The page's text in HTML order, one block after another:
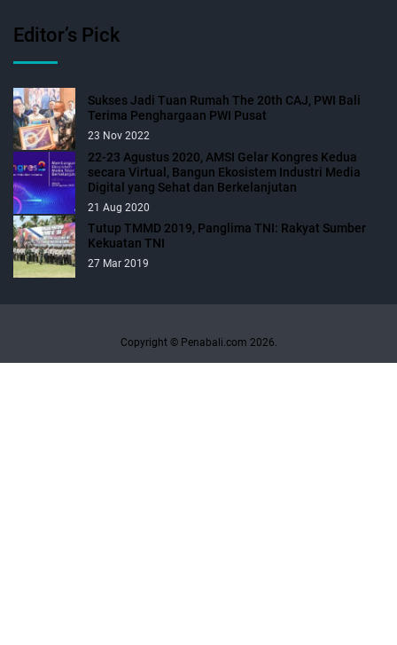
Editor’s Pick
Sukses Jadi Tuan Rumah The 20th CAJ, PWI Bali
Terima Penghargaan PWI Pusat
23 Nov 2022
22-23 Agustus 2020, AMSI Gelar Kongres Kedua
secara Virtual, Bangun Ekosistem Industri Media
Digital yang Sehat dan Berkelanjutan
21 Aug 2020
Tutup TMMD 2019, Panglima TNI: Rakyat Sumber
Kekuatan TNI
27 Mar 2019
Copyright © Penabali.com 2026.